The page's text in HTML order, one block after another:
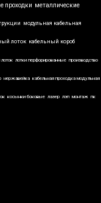
проходки металлические
модульная кабельная
лоток кабельный короб
лотки перфорированные производство
нержавейка кабельная проходка модульная
косынки боковые лазер лэп монтаж пк